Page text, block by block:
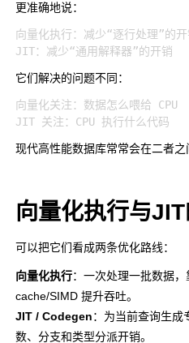
更准确地说：
向量化执行：减少“逐行处理”的开
它们解决的问题不同：
向量化关注：数据怎么喂给 CPU
现代高性能数据库常常会在二者之
向量化执行与
可以把它们看成两条优化路线：
向量化执行：一次处理一批数据，
cache/SIMD 提升吞吐。
JIT / Codegen：为当前查询生成
数、分支和类型分派开销。